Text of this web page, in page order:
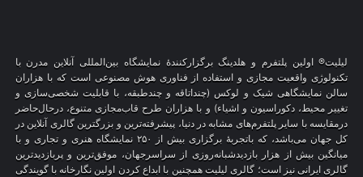
لیلیت® اولین پلتفرم و هلدینگ برگزارکنندهٔ نمایشگاه بین‌المللی آنلاین مدرن با
تکنولوژی واقعیت مجازی و استفاده از فناوری هوش مصنوعی است که با هزاران
سالن نمایشگاهی شیک و لوکس (چنداتاقه و چندطبقه، با قابلیت شخصی‌سازی و
تغییر محیط، دکوراسیون و اشیاء) و با هزاران طرح قاب‌مجازی متنوع، درحال‌حاضر
درمقایسه با سایر پلتفرم‌های مشابه در دنیا، پیشرفته‌ترین و بزرگترین گالری آنلاین در
کل جهان می‌باشد، که باتجربهٔ برگزاری بیش از ۲۵۰ نمایشگاه هنری و تجاری و با
میانگین بیش از هزار بازدیدشبانه‌روزی از سراسرجهان، موفق‌ترین و پربازدیدترین
گالری ایرانی نیز است؛ گالری لیلیت همچنین با ابداع کردن اولین نگارخانه با گویندگی